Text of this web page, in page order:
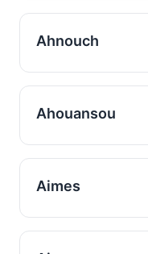
Ahnouch
Ahouansou
Aimes